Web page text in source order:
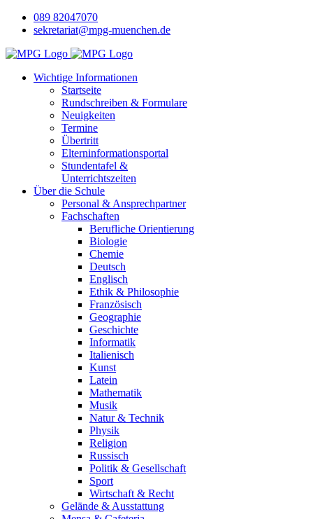
089 82047070
sekretariat@mpg-muenchen.de
Wichtige Informationen
Startseite
Rundschreiben & Formulare
Neuigkeiten
Termine
Übertritt
Elterninformationsportal
Stundentafel &
Unterrichtszeiten
Über die Schule
Personal & Ansprechpartner
Fachschaften
Berufliche Orientierung
Biologie
Chemie
Deutsch
Englisch
Ethik & Philosophie
Französisch
Geographie
Geschichte
Informatik
Italienisch
Kunst
Latein
Mathematik
Musik
Natur & Technik
Physik
Religion
Russisch
Politik & Gesellschaft
Sport
Wirtschaft & Recht
Gelände & Ausstattung